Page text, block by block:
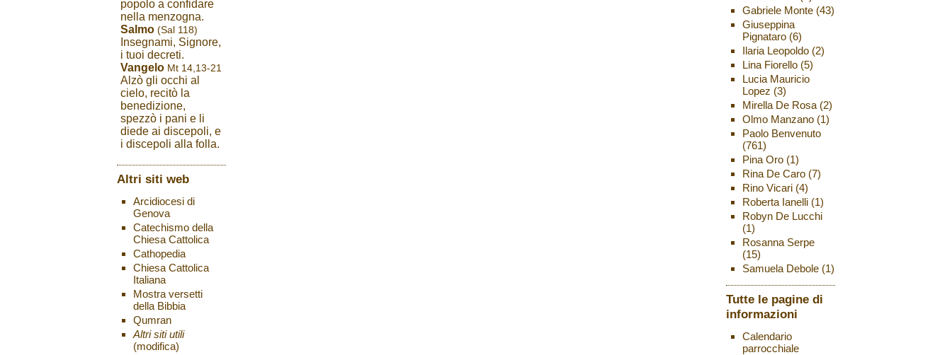
popolo a confidare
nella menzogna.
Salmo (Sal 118)
Insegnami, Signore,
i tuoi decreti.
Vangelo Mt 14,13-21
Alzò gli occhi al
cielo, recitò la
benedizione,
spezzò i pani e li
diede ai discepoli, e
i discepoli alla folla.
Altri siti web
Arcidiocesi di
Genova
Catechismo della
Chiesa Cattolica
Cathopedia
Chiesa Cattolica
Italiana
Mostra versetti
della Bibbia
Qumran
Altri siti utili
(modifica)
Gabriele Monte(43)
Giuseppina
Pignataro(6)
Ilaria Leopoldo(2)
Lina Fiorello(5)
Lucia Mauricio
Lopez (3)
Mirella De Rosa(2)
Olmo Manzano(1)
Paolo Benvenuto
(761)
Pina Oro(1)
Rina De Caro(7)
Rino Vicari(4)
Roberta Ianelli(1)
Robyn De Lucchi
(1)
Rosanna Serpe
(15)
Samuela Debole(1)
Tutte le pagine di
informazioni
Calendario
parrocchiale